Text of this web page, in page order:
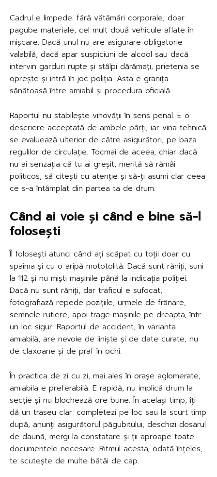
Cadrul e limpede: fără vătămări corporale, doar
pagube materiale, cel mult două vehicule aflate în
mișcare. Dacă unul nu are asigurare obligatorie
valabilă, dacă apar suspiciuni de alcool sau dacă
intervin garduri rupte și stâlpi dărâmați, prietenia se
oprește și intră în joc poliția. Asta e granița
sănătoasă între amiabil și procedura oficială.
Raportul nu stabilește vinovății în sens penal. E o
descriere acceptată de ambele părți, iar vina tehnică
se evaluează ulterior de către asigurători, pe baza
regulilor de circulație. Tocmai de aceea, chiar dacă
nu ai senzația că tu ai greșit, merită să rămâi
politicos, să citești cu atenție și să-ți asumi clar ceea
ce s-a întâmplat din partea ta de drum.
Când ai voie și când e bine să-l
folosești
Îl folosești atunci când ați scăpat cu toții doar cu
spaima și cu o aripă mototolită. Dacă sunt răniți, suni
la 112 și nu miști mașinile până la indicația poliției.
Dacă nu sunt răniți, dar traficul e sufocat,
fotografiază repede pozițiile, urmele de frânare,
semnele rutiere, apoi trage mașinile pe dreapta, într-
un loc sigur. Raportul de accident, în varianta
amiabilă, are nevoie de liniște și de date curate, nu
de claxoane și de praf în ochi.
În practica de zi cu zi, mai ales în orașe aglomerate,
amiabila e preferabilă. E rapidă, nu implică drum la
secție și nu blochează ore bune. În același timp, îți
dă un traseu clar: completezi pe loc sau la scurt timp
după, anunți asigurătorul păgubitului, deschizi dosarul
de daună, mergi la constatare și ții aproape toate
documentele necesare. Ritmul acesta, odată înțeles,
te scutește de multe bătăi de cap.